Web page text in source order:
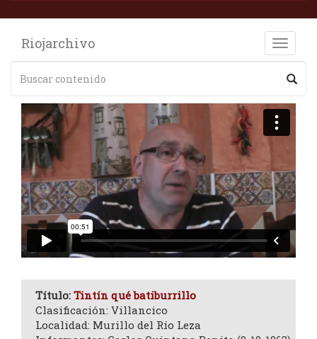
Toggle
Riojarchivo
Título: Tintín qué batiburrillo
Clasificación: Villancico
Localidad: Murillo del Río Leza